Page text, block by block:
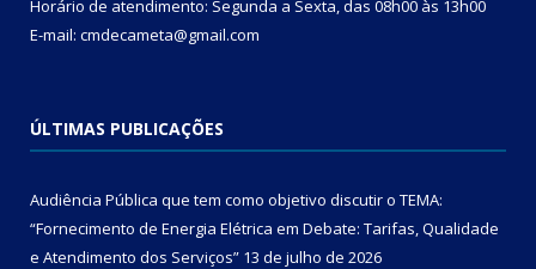
Horário de atendimento: Segunda a Sexta, das 08h00 às 13h00
E-mail: cmdecameta@gmail.com
ÚLTIMAS PUBLICAÇÕES
Audiência Pública que tem como objetivo discutir o TEMA:
“Fornecimento de Energia Elétrica em Debate: Tarifas, Qualidade
e Atendimento dos Serviços” 13 de julho de 2026